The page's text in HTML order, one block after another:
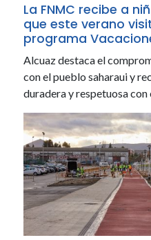
La FNMC recibe a
que este verano
programa
Alcuaz destaca el
con el pueblo saharaui y
duradera y respetuosa